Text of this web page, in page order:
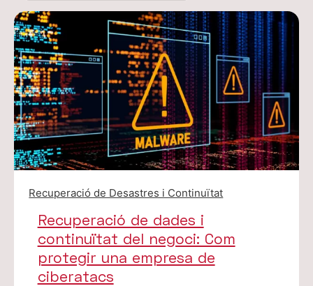
Recuperació de Desastres i Continuïtat
Recuperació de dades i
continuïtat del negoci: Com
protegir una empresa de
ciberatacs